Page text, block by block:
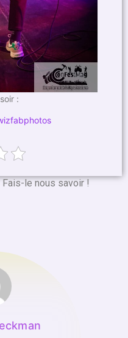
:
Fais-le nous savoir !